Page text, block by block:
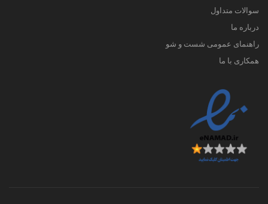
سوالات متداول
درباره ما
راهنمای عمومی شست و شو
همکاری با ما